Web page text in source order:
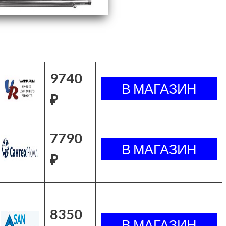
9740
₽
7790
₽
8350